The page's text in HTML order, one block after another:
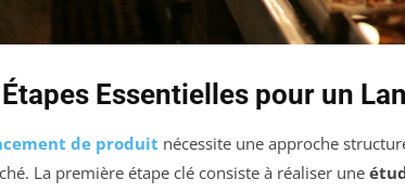
Essentielles pour un
de produit nécessite une approche
La première étape clé consiste à réaliser une